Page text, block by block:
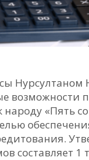
Нурсултаном
возможности
«Пять
1